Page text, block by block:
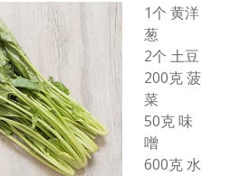
1个 黄洋
葱
2个 土豆
200克 菠
菜
50克 味
噌
600克 水